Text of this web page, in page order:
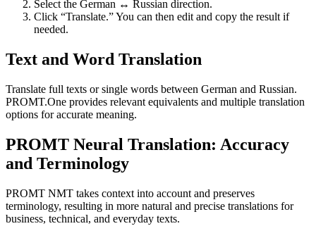
Select the German ↔ Russian direction.
Click “Translate.” You can then edit and copy the result if
needed.
Text and Word Translation
Translate full texts or single words between German and Russian.
PROMT.One provides relevant equivalents and multiple translation
options for accurate meaning.
PROMT Neural Translation: Accuracy
and Terminology
PROMT NMT takes context into account and preserves
terminology, resulting in more natural and precise translations for
business, technical, and everyday texts.